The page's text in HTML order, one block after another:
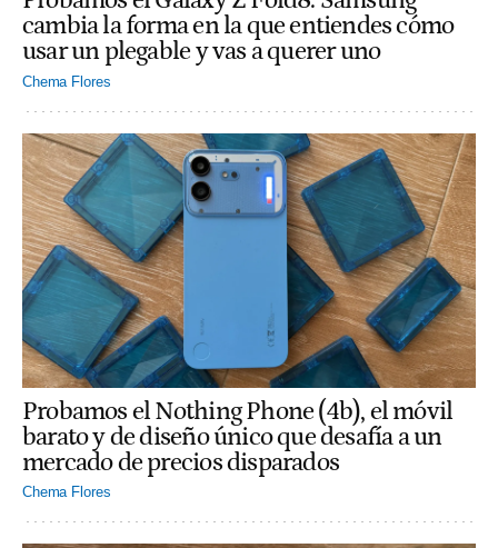
cambia la forma en la que entiendes cómo
usar un plegable y vas a querer uno
Chema Flores
Probamos el Nothing Phone (4b), el móvil
barato y de diseño único que desafía a un
mercado de precios disparados
Chema Flores